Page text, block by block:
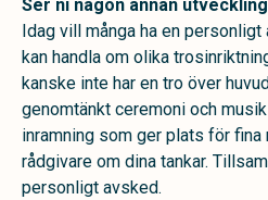
Ser ni någon annan
Idag vill många ha en
kan handla om olika
kanske inte har en tro över
genomtänkt ceremoni och
inramning som ger plats för fina
rådgivare om dina tankar.
personligt avsked.